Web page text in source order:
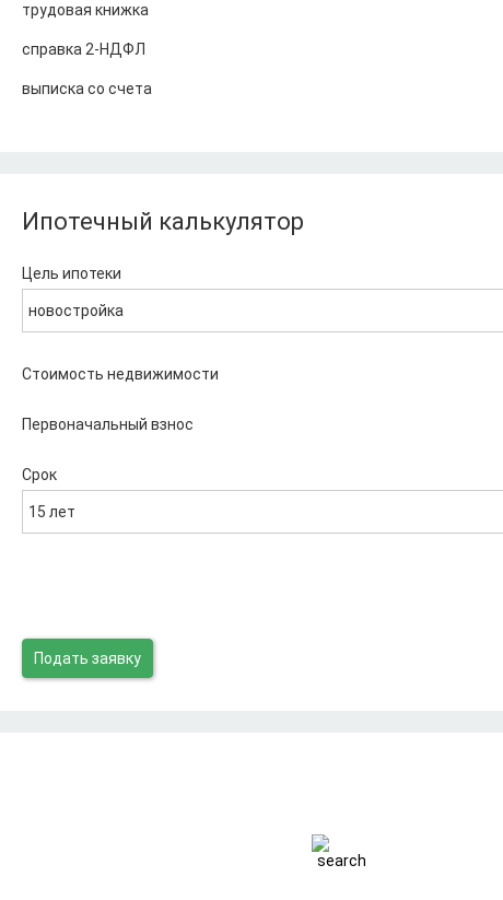
трудовая книжка
справка 2-НДФЛ
выписка со счета
Ипотечный калькулятор
Цель ипотеки
новостройка
Стоимость недвижимости
Первоначальный взнос
Срок
15 лет
Подать заявку